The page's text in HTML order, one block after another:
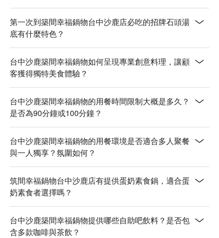
第一次到築間幸福鍋物台中沙鹿店必吃的招牌石頭湯
底有什麼特色？
台中沙鹿築間幸福鍋物如何呈現專業創意料理，讓顧
客獲得獨特美食體驗？
台中沙鹿築間幸福鍋物的用餐時間限制大概是多久？
是否為90分鐘或100分鐘？
台中沙鹿築間幸福鍋物的用餐環境是否適合多人聚餐
與一人獨享？氛圍如何？
筑間幸福鍋物台中沙鹿店有提供蛋奶素食鍋，適合蛋
奶素食者選擇嗎？
台中沙鹿築間幸福鍋物提供哪些自助吧飲料？是否包
含多款咖啡與茶飲？